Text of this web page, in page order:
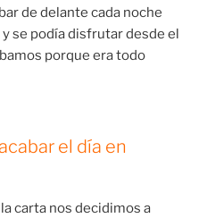
de delante cada noche
se podía disfrutar desde el
porque era todo
el día en
carta nos decidimos a